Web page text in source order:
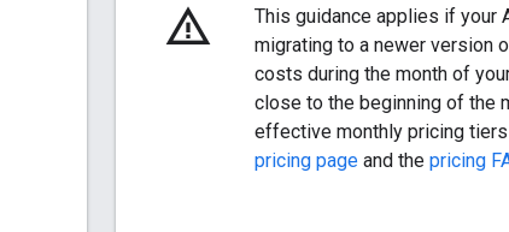
warning_amber
This guidance applies if your
migrating to a newer version
costs during the month of
close to the beginning of the
effective monthly pricing
pricing page and the pricing